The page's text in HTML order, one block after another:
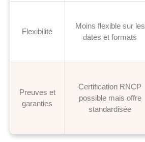
Flexibilité
Moins flexible sur les
dates et formats
Preuves et
garanties
Certification RNCP
possible mais offre
standardisée